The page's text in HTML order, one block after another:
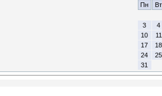
Пн
Вт
3
4
10
11
17
18
24
25
31